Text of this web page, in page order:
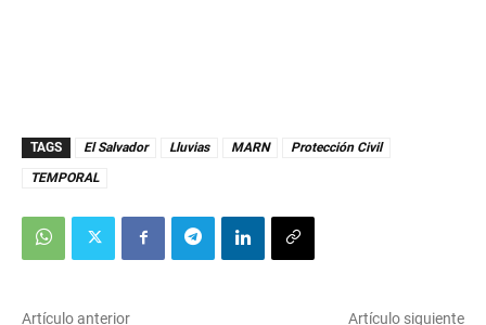
TAGS El Salvador Lluvias MARN
Protección Civil
TEMPORAL
Artículo anterior Artículo siguiente